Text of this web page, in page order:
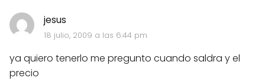
jesus
18 julio, 2009 a las 6:44 pm
ya quiero tenerlo me pregunto cuando saldra y el
precio